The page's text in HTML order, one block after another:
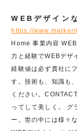
WEBデザイン
https://
Home 事業内容
力と経験でWEBデザ
経験値は必ず貴社に
す。技術も、知識も
ください。
ってして美しく。 グ
ー。世の中には様々